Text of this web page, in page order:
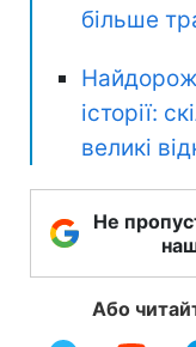
більше
історії:
великі
Не
Або